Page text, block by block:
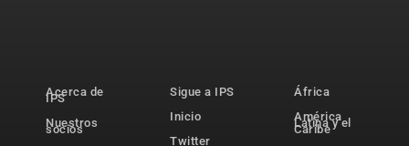
Acerca de
IPS
Nuestros
socios
Sigue a IPS
Inicio
Twitter
África
América
Latina y el
Caribe